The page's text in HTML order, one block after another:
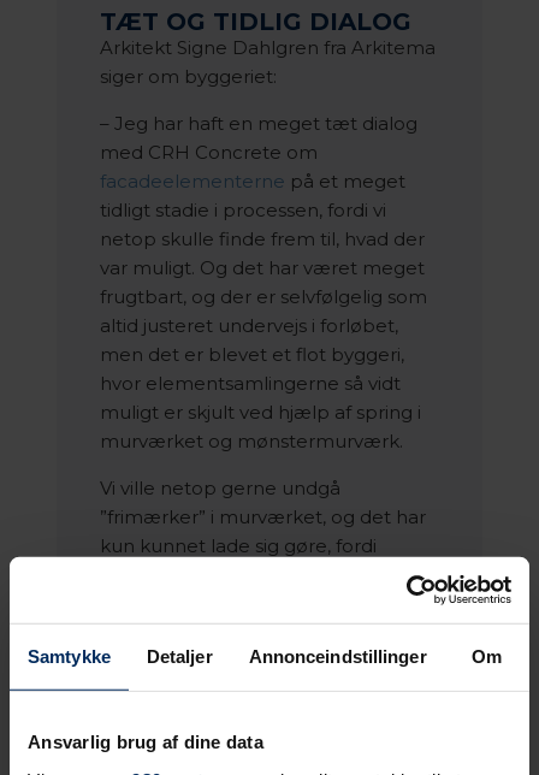
Samtykke Detaljer Annonceindstillinger Om
Ansvarlig brug af dine data
TÆT OG TIDLIG DIALOG
Arkitekt Signe Dahlgren fra Arkitema
siger om byggeriet:
– Jeg har haft en meget tæt dialog
med CRH Concrete om
facadeelementerne på et meget
tidligt stadie i processen, fordi vi
netop skulle finde frem til, hvad der
var muligt. Og det har været meget
frugtbart, og der er selvfølgelig som
altid justeret undervejs i forløbet,
men det er blevet et flot byggeri,
hvor elementsamlingerne så vidt
muligt er skjult ved hjælp af spring i
murværket og mønstermurværk.
Vi ville netop gerne undgå
”frimærker” i murværket, og det har
kun kunnet lade sig gøre, fordi
dialogen under hele forløbet var til
___________________________________